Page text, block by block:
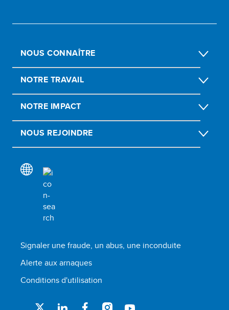
NOUS CONNAÎTRE
NOTRE TRAVAIL
NOTRE IMPACT
NOUS REJOINDRE
Signaler une fraude, un abus, une inconduite
Alerte aux arnaques
Conditions d'utilisation